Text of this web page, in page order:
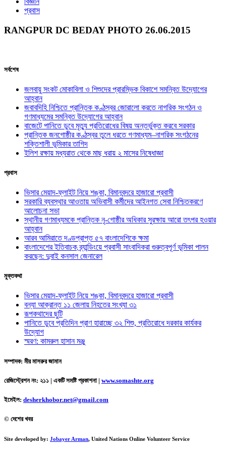
প্রবাস
RANGPUR DC BEDAY PHOTO 26.06.2015
সর্বশেষ
জলবায়ু সংকট মোকাবিলা ও শিশুদের প্রারম্ভিক বিকাশে সমন্বিত উদ্যোগের
আহ্বান
জবাবদিহি নিশ্চিতে প্রান্তিক কণ্ঠস্বর জোরালো করতে নাগরিক সংগঠন ও
গণমাধ্যমের সমন্বিত উদ্যোগের আহ্বান
বাজেটে পানিতে ডুবে মৃত্যু প্রতিরোধের বিষয় অন্তর্ভুক্ত করবে সরকার
প্রান্তিক জনগোষ্ঠীর কণ্ঠস্বর তুলে ধরতে গণমাধ্যম–নাগরিক সংগঠনের
শক্তিশালী ভূমিকার তাগিদ
ইলিশ রক্ষায় মধ্যরাত থেকে মাছ ধরায় ২ মাসের নিষেধাজ্ঞা
প্রবাস
ভিসার মেয়াদ-ফ্লাইট নিয়ে শঙ্কা, বিমানবন্দরে হাজারো প্রবাসী
সরকারি ব্যবস্থার আওতায় অভিবাসী কর্মীদের আইনগত সেবা নিশ্চিতকরণে
আলোচনা সভা
স্থানীয় গণমাধ্যমকে প্রান্তিক নৃ-গোষ্ঠীর অধিকার সুরক্ষায় আরো তৎপর হওয়ার
আহ্বান
আরব আমিরাতে দণ্ডপ্রাপ্ত ৫৭ বাংলাদেশিকে ক্ষমা
বাংলাদেশের ইতিবাচক ব্র্যান্ডিংয়ে প্রবাসী সাংবাদিকরা গুরুত্বপূর্ণ ভূমিকা পালন
করছেন: দুবাই কনসাল জেনারেল
মুক্তকথা
ভিসার মেয়াদ-ফ্লাইট নিয়ে শঙ্কা, বিমানবন্দরে হাজারো প্রবাসী
বন্যা আক্রান্ত ১১ জেলায় নিহতের সংখ্যা ৩১
রূপকথাদের ছুটি
পানিতে ডুবে প্রতিদিন প্রাণ হারাচ্ছে ৩২ শিশু, প্রতিরোধে দরকার কার্যকর
উদ্যোগ
স্মরণ: কামরুল হাসান মঞ্জু
সম্পাদক: মীর মাসরুর জামান
রেজিস্ট্রেশন নং: ২১১ | একটি সমষ্টি প্রকাশনা | www.somashte.org
ইমেইল: desherkhobor.net@gmail.com
© দেশের খবর
Site developed by: Jobayer Arman, United Nations Online Volunteer Service